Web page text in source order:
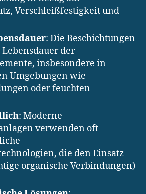
Verschleißfestigkeit und
: Die Beschichtungen
der
insbesondere in
Umgebungen wie
oder feuchten
: Moderne
verwenden oft
die den Einsatz
organische Verbindungen)